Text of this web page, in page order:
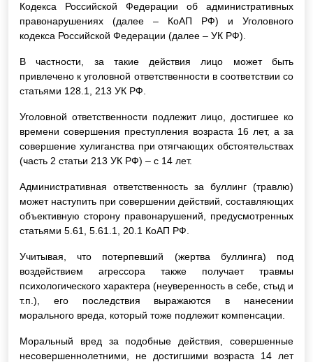
Кодекса Российской Федерации об административных
правонарушениях (далее – КоАП РФ) и Уголовного
кодекса Российской Федерации (далее – УК РФ).
В частности, за такие действия лицо может быть
привлечено к уголовной ответственности в соответствии со
статьями 128.1, 213 УК РФ.
Уголовной ответственности подлежит лицо, достигшее ко
времени совершения преступления возраста 16 лет, а за
совершение хулиганства при отягчающих обстоятельствах
(часть 2 статьи 213 УК РФ) – с 14 лет.
Административная ответственность за буллинг (травлю)
может наступить при совершении действий, составляющих
объективную сторону правонарушений, предусмотренных
статьями 5.61, 5.61.1, 20.1 КоАП РФ.
Учитывая, что потерпевший (жертва буллинга) под
воздействием агрессора также получает травмы
психологического характера (неуверенность в себе, стыд и
т.п.), его последствия выражаются в нанесении
морального вреда, который тоже подлежит компенсации.
Моральный вред за подобные действия, совершенные
несовершеннолетними, не достигшими возраста 14 лет